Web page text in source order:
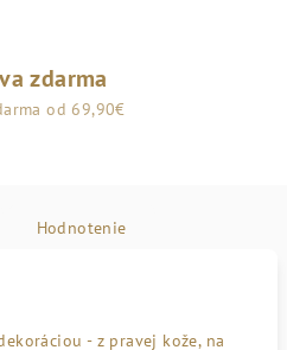
zdarma
od 69,90€
Hodnotenie
- z pravej kože, na